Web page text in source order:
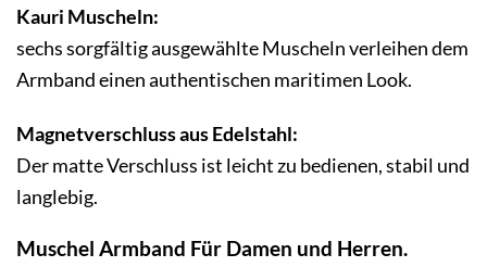
Kauri Muscheln:
sechs sorgfältig ausgewählte Muscheln verleihen dem
Armband einen authentischen maritimen Look.
Magnetverschluss aus Edelstahl:
Der matte Verschluss ist leicht zu bedienen, stabil und
langlebig.
Muschel Armband Für Damen und Herren.